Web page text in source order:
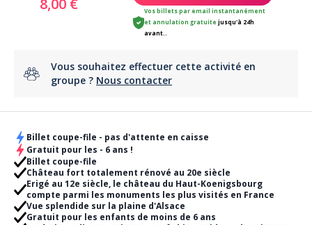
8,00 €
Vos billets par email instantanément
etannulation gratuite jusqu'à 24h
avant..
Vous souhaitez effectuer cette activité en
groupe ? Nous contacter
Billet coupe-file - pas d'attente en caisse
Gratuit pour les - 6 ans !
Billet coupe-file
Château fort totalement rénové au 20e siècle
Erigé au 12e siècle, le château du Haut-Koenigsbourg
compte parmi les monuments les plus visités en France
Vue splendide sur la plaine d'Alsace
Gratuit pour les enfants de moins de 6 ans